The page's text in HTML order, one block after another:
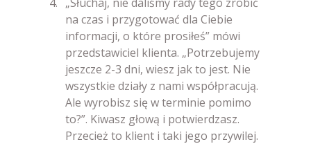
na czas i przygotować dla Ciebie
informacji, o które prosiłeś” mówi
przedstawiciel klienta. „Potrzebujemy
jeszcze 2-3 dni, wiesz jak to jest. Nie
wszystkie działy z nami współpracują.
Ale wyrobisz się w terminie pomimo
to?”. Kiwasz głową i potwierdzasz.
Przecież to klient i taki jego przywilej.